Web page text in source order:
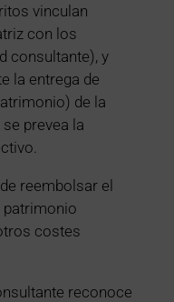
vinculan
con los
consultante), y
la entrega de
de la
prevea la
reembolsar el
patrimonio
costes
reconoce